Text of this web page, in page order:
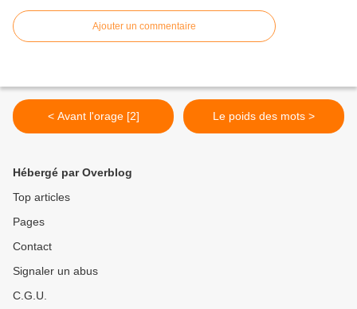
Ajouter un commentaire
< Avant l'orage [2] Le poids des mots >
Hébergé par Overblog
Top articles
Pages
Contact
Signaler un abus
C.G.U.